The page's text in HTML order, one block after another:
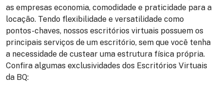
as empresas economia, comodidade e praticidade para a
locação. Tendo flexibilidade e versatilidade como
pontos-chaves, nossos escritórios virtuais possuem os
principais serviços de um escritório, sem que você tenha
a necessidade de custear uma estrutura física própria.
Confira algumas exclusividades dos Escritórios Virtuais
da BQ: